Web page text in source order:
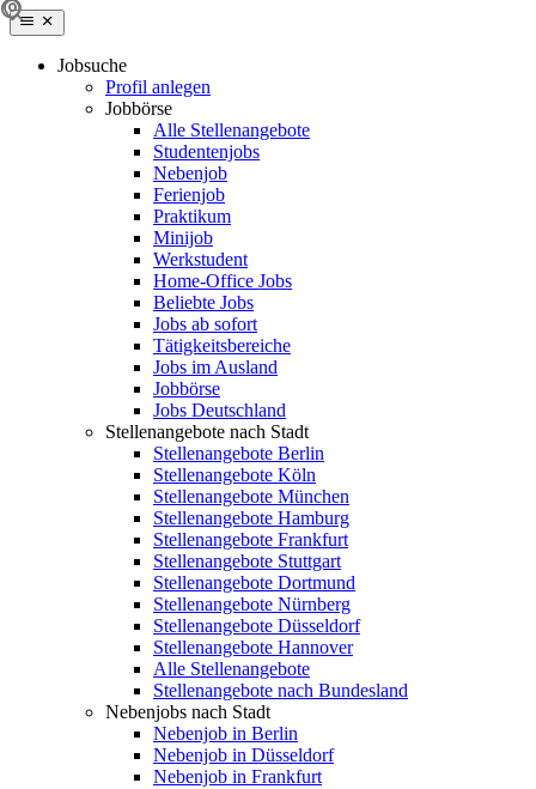
Jobsuche
Profil anlegen
Jobbörse
Alle Stellenangebote
Studentenjobs
Nebenjob
Ferienjob
Praktikum
Minijob
Werkstudent
Home-Office Jobs
Beliebte Jobs
Jobs ab sofort
Tätigkeitsbereiche
Jobs im Ausland
Jobbörse
Jobs Deutschland
Stellenangebote nach Stadt
Stellenangebote Berlin
Stellenangebote Köln
Stellenangebote München
Stellenangebote Hamburg
Stellenangebote Frankfurt
Stellenangebote Stuttgart
Stellenangebote Dortmund
Stellenangebote Nürnberg
Stellenangebote Düsseldorf
Stellenangebote Hannover
Alle Stellenangebote
Stellenangebote nach Bundesland
Nebenjobs nach Stadt
Nebenjob in Berlin
Nebenjob in Düsseldorf
Nebenjob in Frankfurt